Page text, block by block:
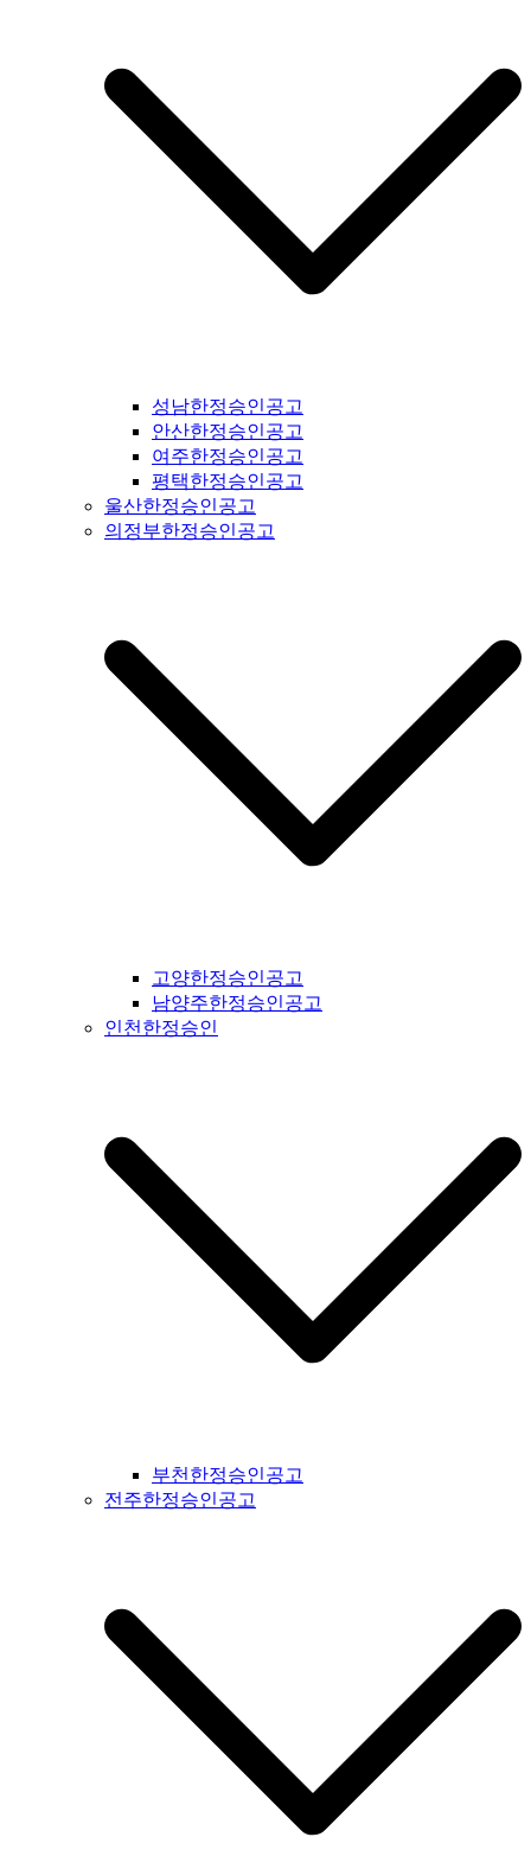
대문구일간지공고 #중구일간지공고 #마포구일간지공고 #은평
구일간지공고 #강북구일간지공고 #도봉구일간지공고 #노원구
일간지공고 #중랑구일간지공고 #강원도일간지공고 #철원군일
간지공고 #양구군일간지공고 #인제군일간지공고 #고성군일간
지공고 #속초시일간지공고 #양양군일간지공고 #홍천군일간지
공고 #화천군일간지공고 #춘천시일간지공고 #횡성군일간지공
고 #원주시일간지공고 #평창군일간지공고 #정선군일간지공고
#강릉시일간지공고 #동해시일간지공고 #삼척시일간지공고 #
태백시일간지공고 #영월군일간지공고 #충북일간지공고 #충청
북도일간지공고 #제천시일간지공고 #단양군일간지공고 #충주
공고 #서산시일간지공고 #당진시일간지공고 #홍성군일간지공
고 #예산군일간지공고 #아산시일간지공고 #천안시일간지공고
#청양군일간지공고 #안면도일간지공고 #보령시일간지공고 #
부여군일간지공고 #서천군일간지공고 #논산시일간지공고 #계
룡시일간지공고 #공주시일간지공고 #금산군군일간지공고 #덕
산면일간지공고 #공주시일간지공고 #정안면일간지공고 #안면
지공고 #무주군일간지공고 #장수군일간지공고 #임실군일간지
공고 #부안군일간지공고 #정읍시일간지공고 #고창군일간지공
고 #순창군일간지공고 #남원시일간지공고 #복흥면일간지공고
#격포일간지공고 #순창군일간지공고 #칠보면일간지공고 #전
라남도일간지공고 #전남일간지공고 #나주시일간지공고 #장성
군일간지공고 #담양군일간지공고 #곡성군일간지공고 #구례군
일간지공고 #하동군일간지공고 #순천시일간지공고 #여수시일
간지공고 #고흥시일간지공고 #완도군일간지공고 #해남군일간
지공고 #강진군일간지공고 #장흥군일간지공고 #영암군일간지
공고 #광주광역시일간지공고 #무안군일간지공고 #함평군일간
문경시일간지공고 #상주시일간지공고 #의성군일간지공고 #청
송군일간지공고 #영덕군일간지공고 #군위군일간지공고 #김천
시일간지공고 #구미시일간지공고 #칠곡군일간지공고 #성주군
공고 #부산시일간지공고 #기장군일간지공고 #경상남도일간지
공고 #경남일간지공고 #거창군일간지공고 #합천군일간지공고
#창녕군일간지공고 #밀양시일간지공고 #김해시일간지공고 #
창원시일간지공고 #의령군일간지공고 #진주시일간지공고 #하
동군일간지공고 #사천시일간지공고 #고성군일간지공고 #거제
시일간지공고 #통영군일간지공고 #남해군일간지공고 #제주도
일간지공고 #서귀포시일간지공고
성남한정승인공고
안산한정승인공고
여주한정승인공고
평택한정승인공고
울산한정승인공고
의정부한정승인공고
고양한정승인공고
남양주한정승인공고
인천한정승인
부천한정승인공고
전주한정승인공고